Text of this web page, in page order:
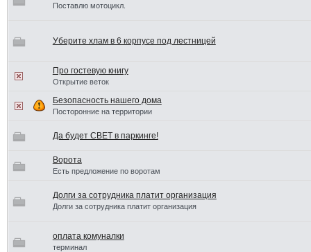
Поставлю мотоцикл.
Уберите хлам в 6 корпусе под лестницей
Про гостевую книгу
Открытие веток
Безопасность нашего дома
Посторонние на территории
Да будет СВЕТ в паркинге!
Ворота
Есть предложение по воротам
Долги за сотрудника платит организация
Долги за сотрудника платит организация
оплата комуналки
терминал